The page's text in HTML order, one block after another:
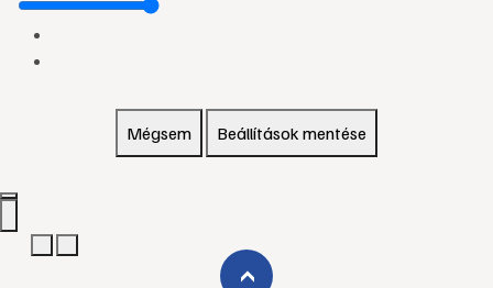
Mégsem Beállítások mentése
›